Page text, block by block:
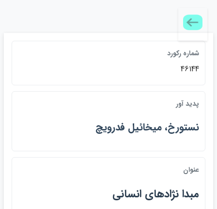
شماره ركورد
46144
پديد آور
نستورخ، ميخائيل فدرويچ
عنوان
مبدا نژادهاي انساني